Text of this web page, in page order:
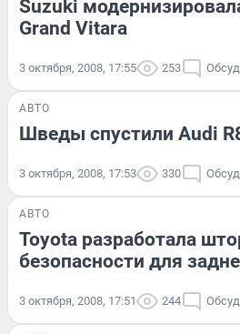
Suzuki
Grand Vitara
3 октября, 2008, 17:55 253
АВТО
Шведы спустили Audi
3 октября, 2008, 17:53 330
АВТО
Toyota разработала
безопасности для
3 октября, 2008, 17:51 244